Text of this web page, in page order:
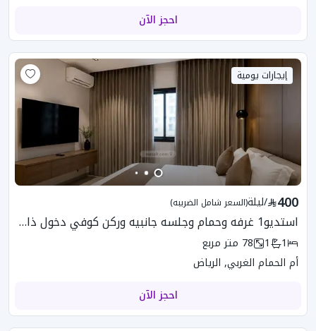
احجز الآن
إيجارات يومية
400
/ليلة(السعر شامل الضريبه)
استديو1 غرفه وحمام وجلسه جانبيه وركن كوفي دخول ذاتي
1
1
78 متر مربع
أم الحمام الغربي, الرياض
احجز الآن